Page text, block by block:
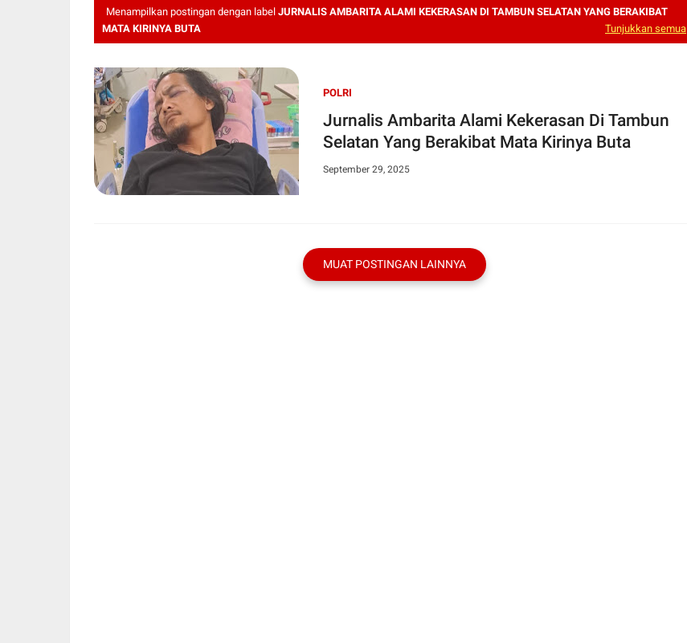
Menampilkan postingan dengan label JURNALIS AMBARITA ALAMI KEKERASAN DI TAMBUN SELATAN YANG BERAKIBAT
MATA KIRINYA BUTA
Tunjukkan semua
POLRI
Jurnalis Ambarita Alami Kekerasan Di Tambun
Selatan Yang Berakibat Mata Kirinya Buta
September 29, 2025
MUAT POSTINGAN LAINNYA